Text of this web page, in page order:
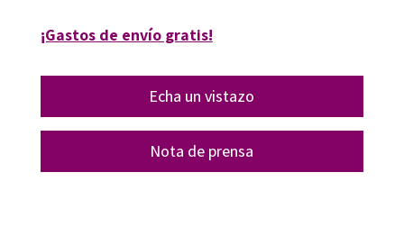
¡Gastos de envío gratis!
Echa un vistazo
Nota de prensa